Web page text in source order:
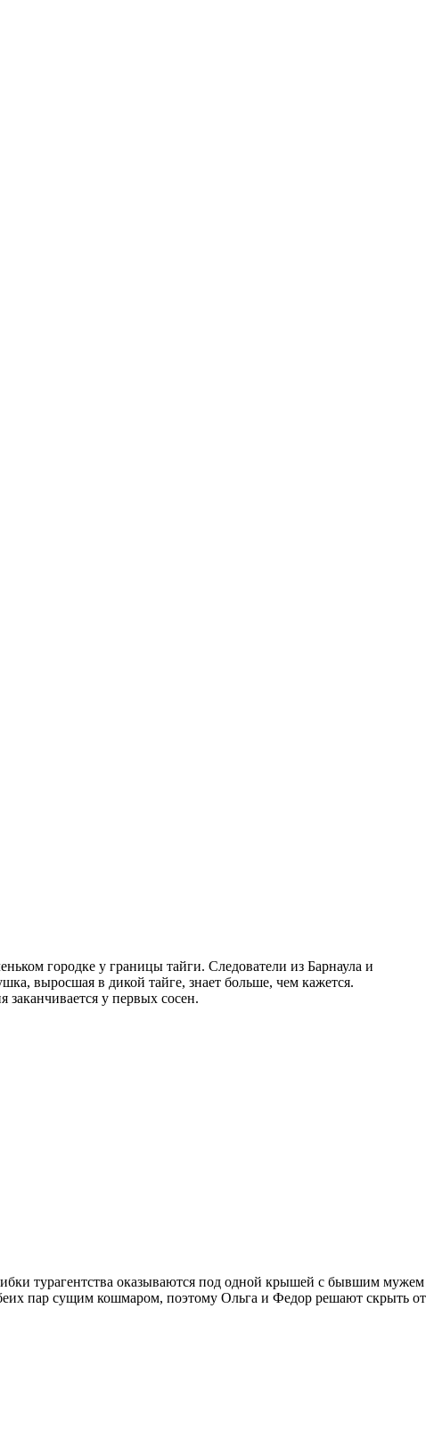
городке у границы тайги. Следователи из Барнаула и
выросшая в дикой тайге, знает больше, чем кажется.
заканчивается у первых сосен.
турагентства оказываются под одной крышей с бывшим мужем
пар сущим кошмаром, поэтому Ольга и Федор решают скрыть от